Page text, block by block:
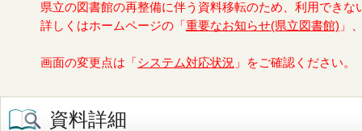
県立の図書館の再整備に伴う資料移転のため、利用できな
詳しくはホームページの「 重要なお知らせ(県立図書館) 」
画面の変更点は「 システム対応状況 」をご確認ください。
資料詳細